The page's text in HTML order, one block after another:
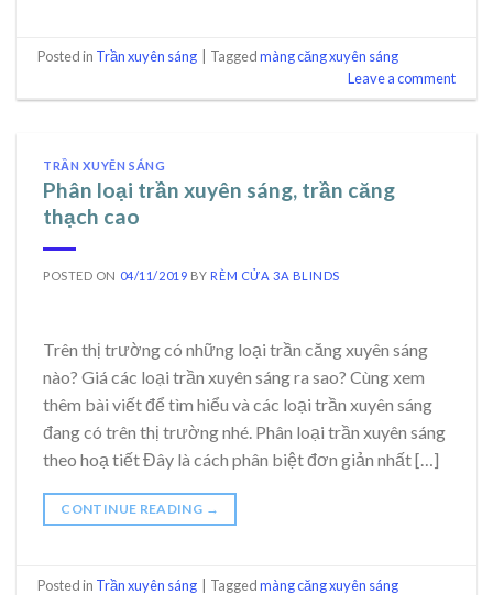
Posted in Trần xuyên sáng Taggedmàng căng xuyên sáng
Leave a comment
TRẦN XUYÊN SÁNG
Phân loại trần xuyên sáng, trần căng
thạch cao
POSTED ON 04/11/2019 BY RÈM CỬA 3A BLINDS
Trên thị trường có những loại trần căng xuyên sáng
nào? Giá các loại trần xuyên sáng ra sao? Cùng xem
thêm bài viết để tìm hiểu và các loại trần xuyên sáng
đang có trên thị trường nhé. Phân loại trần xuyên sáng
theo hoạ tiết Đây là cách phân biệt đơn giản nhất […]
CONTINUE READING →
Posted in Trần xuyên sáng | Taggedmàng căng xuyên sáng